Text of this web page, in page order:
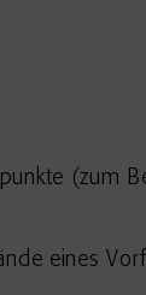
(zum
eines